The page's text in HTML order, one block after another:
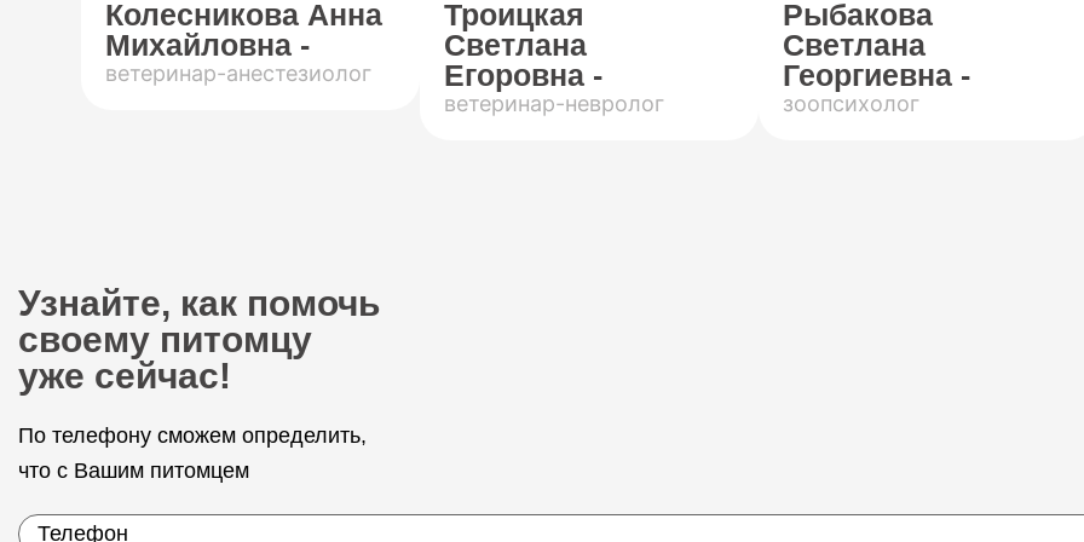
Колесникова Анна
Михайловна -
ветеринар-анестезиолог
Троицкая
Светлана
Егоровна -
ветеринар-невролог
Рыбакова
Светлана
Георгиевна -
зоопсихолог
Узнайте, как помочь
своему питомцу
уже сейчас!
По телефону сможем определить,
что с Вашим питомцем